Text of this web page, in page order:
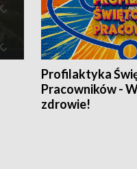
Profilaktyka
Pracowników -
zdrowie!